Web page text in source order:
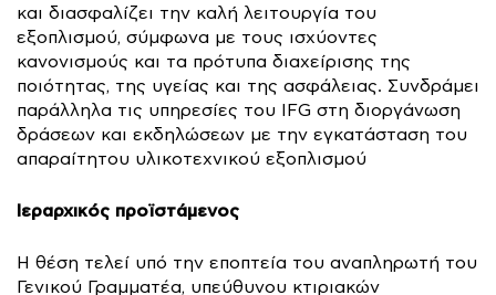
και διασφαλίζει την καλή λειτουργία του
εξοπλισμού, σύμφωνα με τους ισχύοντες
κανονισμούς και τα πρότυπα διαχείρισης της
ποιότητας, της υγείας και της ασφάλειας. Συνδράμει
παράλληλα τις υπηρεσίες του IFG στη διοργάνωση
δράσεων και εκδηλώσεων με την εγκατάσταση του
απαραίτητου υλικοτεχνικού εξοπλισμού
Ιεραρχικός προϊστάμενος
Η θέση τελεί υπό την εποπτεία του αναπληρωτή του
Γενικού Γραμματέα, υπεύθυνου κτιριακών